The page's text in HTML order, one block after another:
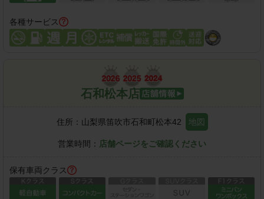
各種サービス
石和松本店
住所： 山梨県笛吹市石和町松本42 地図
営業時間： 店舗ページをご確認ください
保有車両クラス